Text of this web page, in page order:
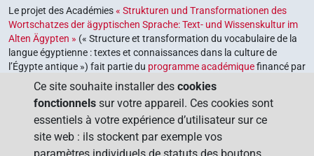
Le projet des Académies« Strukturen und Transformationen des
Wortschatzes der ägyptischen Sprache: Text- und Wissenskultur im
Alten Ägypten » (« Structure et transformation du vocabulaire de la
langue égyptienne : textes et connaissances dans la culture de
l’Égypte antique ») fait partie du programme académiquefinancé par
le gouvernement fédéral et les gouvernements des Länder de la
retrouver et explorer notre héritage culturel. Le programme est
coordonné par l’Union des académies allemandes des sciences et
des lettres .
Ce site souhaite installer des cookies
fonctionnels sur votre appareil. Ces cookies sont
essentiels à votre expérience d’utilisateur sur ce
site web : ils stockent par exemple vos